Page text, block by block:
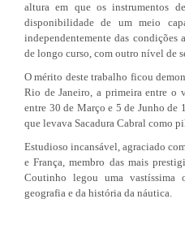
altura em que os instrumentos
disponibilidade de um meio
independentemente das condições
de longo curso, com outro nível de
O mérito deste trabalho ficou
Rio de Janeiro, a primeira entre o
entre 30 de Março e 5 de Junho
que levava Sacadura Cabral como
Estudioso incansável, agraciado
e França, membro das mais
Coutinho legou uma vastíssima
geografia e da história da náutica.